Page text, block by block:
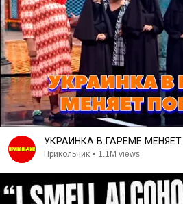
УКРАИНКА В ГАРЕМЕ
Прикольчик • 1.1M views